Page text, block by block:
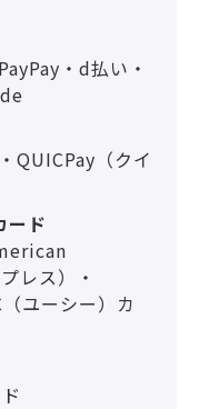
・d払い・
QUICPay（クイ
ード
レス）・
ユーシー）カ